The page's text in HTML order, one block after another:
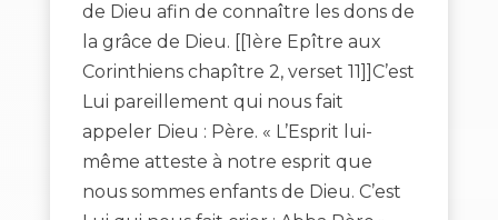
de Dieu afin de connaître les dons de
la grâce de Dieu. [[1ère Epître aux
Corinthiens chapître 2, verset 11]]C’est
Lui pareillement qui nous fait
appeler Dieu : Père. « L’Esprit lui-
même atteste à notre esprit que
nous sommes enfants de Dieu. C’est